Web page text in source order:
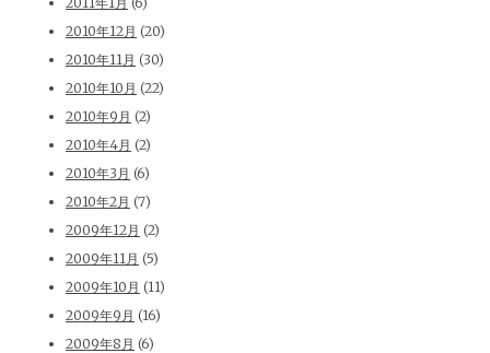
2010年12月 (20)
2010年11月 (30)
2010年10月 (22)
2010年9月 (2)
2010年4月 (2)
2010年3月 (6)
2010年2月 (7)
2009年12月 (2)
2009年11月 (5)
2009年10月 (11)
2009年9月 (16)
2009年8月 (6)